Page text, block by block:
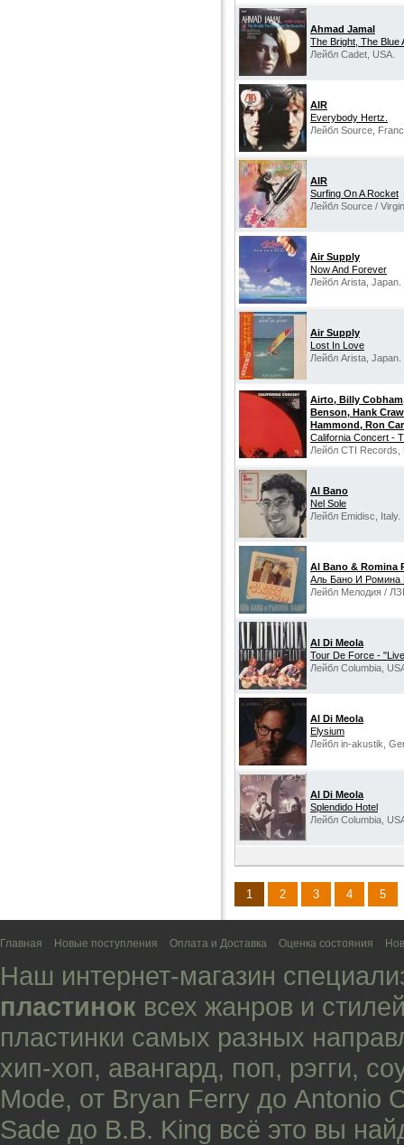
Ahmad Jamal
The Bright, The Blue
Лейбл Cadet, USA.
AIR
Everybody Hertz.
Лейбл Source,
AIR
Surfing On A Rocket
Лейбл Source /
Air Supply
Now And Forever
Лейбл Arista, Japan.
Air Supply
Lost In Love
Лейбл Arista, Japan.
Airto, Billy
Benson, Hank
Hammond, Ron
California Concert -
Лейбл CTI Records,
Al Bano
Nel Sole
Лейбл Emidisc, Italy.
Al Bano & Romina
Аль Бано И Ромина
Лейбл Мелодия /
Al Di Meola
Tour De Force -
Лейбл Columbia,
Al Di Meola
Elysium
Лейбл in-akustik,
Al Di Meola
Splendido Hotel
Лейбл Columbia,
1 2 3 4 5
Главная Новые поступления Оплата и Доставка Оценка состояния
Наш интернет-магазин
пластинок всех жанров и
пластинки самых разных
хип-хоп, авангард, поп, рэгги,
Mode, от Bryan Ferry до Antonio
Sade до B.B. King всё это вы